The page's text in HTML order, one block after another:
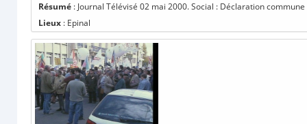
Résumé : Journal Télévisé 02 mai 2000. Social : Déclaration
Lieux : Epinal